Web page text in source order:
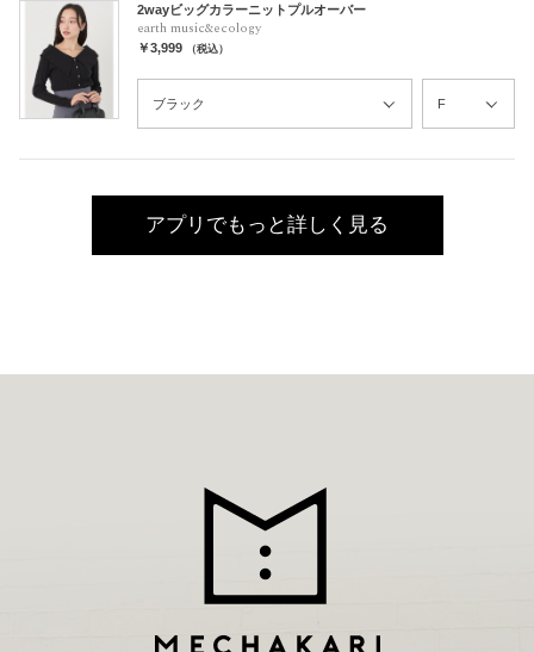
2wayビッグカラーニットプルオーバー
earth music&ecology
￥3,999 （税込）
アプリでもっと詳しく見る